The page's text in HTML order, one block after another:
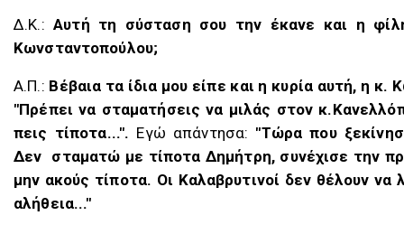
Δ.K.: Αυτή τη σύσταση σου την έκανε και η
Κωνσταντοπούλου;
Α.Π.: Βέβαια τα ίδια μου είπε και η κυρία αυτή, η κ.
"Πρέπει να σταματήσεις να μιλάς στον
πεις τίποτα...". Εγώ απάντησα: "Τώρα που
Δεν σταματώ με τίποτα Δημήτρη, συνέχισε την
μην ακούς τίποτα. Οι Καλαβρυτινοί δεν θέλουν να
αλήθεια..."